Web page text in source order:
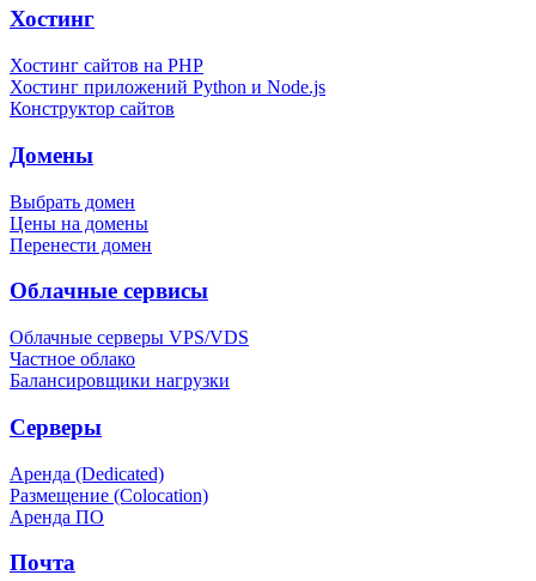
Хостинг
Хостинг сайтов на PHP
Хостинг приложений Python и Node.js
Конструктор сайтов
Домены
Выбрать домен
Цены на домены
Перенести домен
Облачные сервисы
Облачные серверы VPS/VDS
Частное облако
Балансировщики нагрузки
Серверы
Аренда (Dedicated)
Размещение (Colocation)
Аренда ПО
Почта